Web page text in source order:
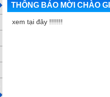
THÔNG BÁO MỜI CHÀO
xem tại đây !!!!!!!